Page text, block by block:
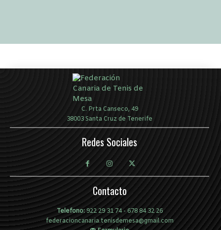
C. Prta Canseco, 49
38003 Santa Cruz de Tenerife
Redes Sociales
Contacto
Telefono:922 29 31 74-678 84 32 26
federacioncanaria.tenisdemesa@gmail.com